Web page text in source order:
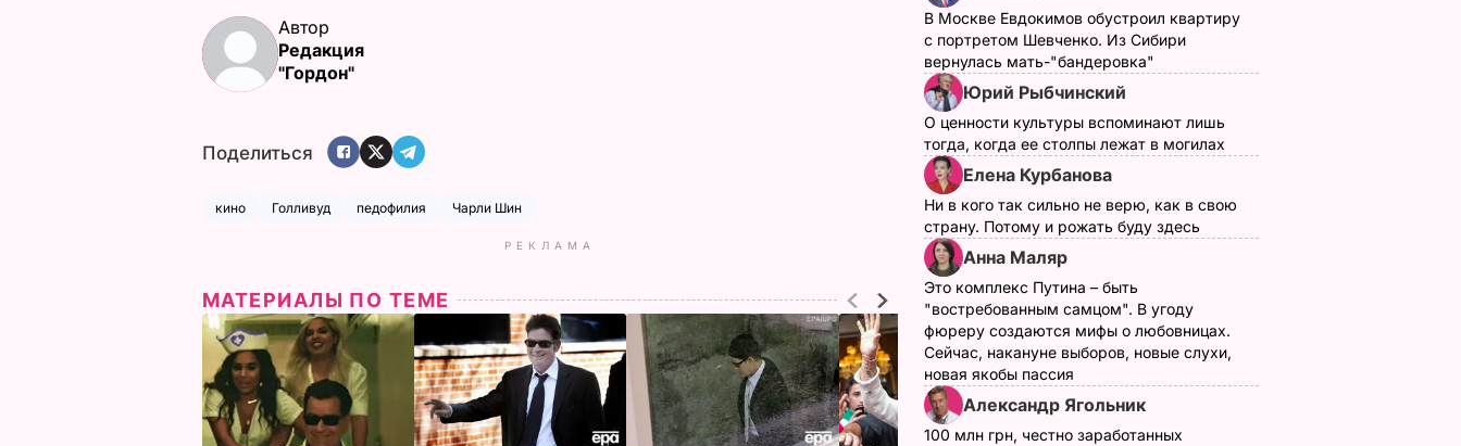
Автор
Редакция
"Гордон"
Поделиться
кино Голливуд педофилия Чарли Шин
РЕКЛАМА
МАТЕРИАЛЫ ПО ТЕМЕ
В Москве Евдокимов обустроил квартиру
с портретом Шевченко. Из Сибири
вернулась мать-"бандеровка"
Юрий Рыбчинский
О ценности культуры вспоминают лишь
тогда, когда ее столпы лежат в могилах
Елена Курбанова
Ни в кого так сильно не верю, как в свою
страну. Потому и рожать буду здесь
Анна Маляр
Это комплекс Путина – быть
"востребованным самцом". В угоду
фюреру создаются мифы о любовницах.
Сейчас, накануне выборов, новые слухи,
новая якобы пассия
Александр Ягольник
100 млн грн, честно заработанных